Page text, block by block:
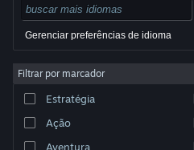
© Valve Corporation. Todos os direitos reservados.
respectivos donos nos EUA e em outros países.
Acessibilidade
Reembolsos|Cookies
Gerenciar preferências de idioma
Filtrar por marcador
Estratégia
Ação
Aventura